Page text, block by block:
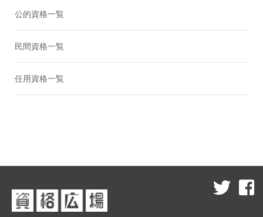
公的資格一覧
民間資格一覧
任用資格一覧